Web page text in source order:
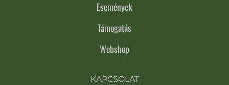
Események
Támogatás
Webshop
KAPCSOLAT